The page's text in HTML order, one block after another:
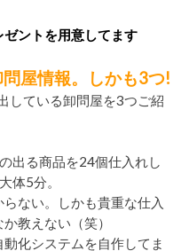
ントを用意してます
屋情報。しかも3つ!
している卸問屋を3つご紹
出る商品を24個仕入れし
体5分。
ない。しかも貴重な仕入
教えない（笑）
化システムを自作してま